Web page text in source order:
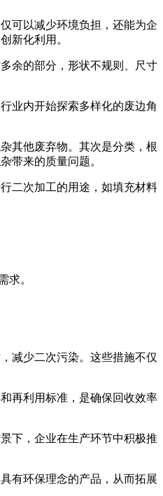
可以减少环境负担，还能为企
新化利用。
余的部分，形状不规则、尺寸
业内开始探索多样化的废边角
其他废弃物。其次是分类，根
带来的质量问题。
二次加工的用途，如填充材料
求。
减少二次污染。这些措施不仅
再利用标准，是确保回收效率
下，企业在生产环节中积极推
有环保理念的产品，从而拓展